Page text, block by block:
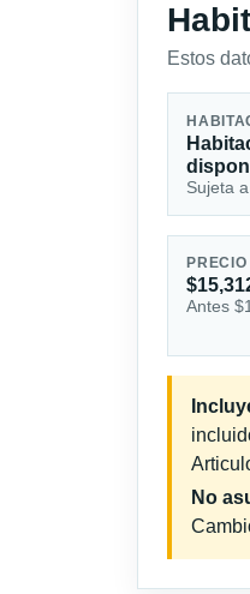
Estos
Sujeta
Antes
No